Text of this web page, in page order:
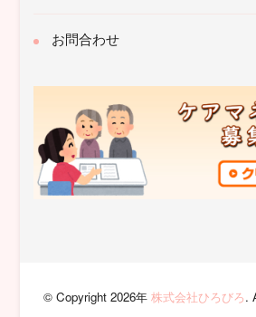
お問合わせ
© Copyright 2026年 株式会社ひろびろ.